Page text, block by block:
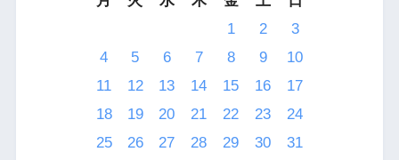
1
2
3
4
5 6 7 8 9
10
11
12 13 14 15 16
17
18
19 20 21 22 23
24
25
26 27 28 29 30
31